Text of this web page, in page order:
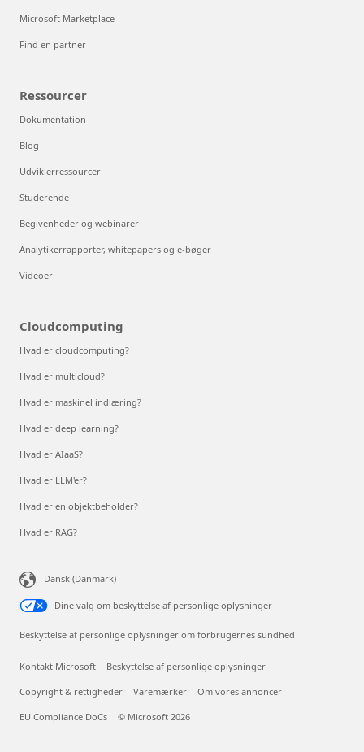
Microsoft Marketplace
Find en partner
Ressourcer
Dokumentation
Blog
Udviklerressourcer
Studerende
Begivenheder og webinarer
Analytikerrapporter, whitepapers og e-bøger
Videoer
Cloudcomputing
Hvad er cloudcomputing?
Hvad er multicloud?
Hvad er maskinel indlæring?
Hvad er deep learning?
Hvad er AIaaS?
Hvad er LLM'er?
Hvad er en objektbeholder?
Hvad er RAG?
Dansk (Danmark)
Dine valg om beskyttelse af personlige oplysninger
Beskyttelse af personlige oplysninger om forbrugernes sundhed
Kontakt Microsoft Beskyttelse af personlige oplysninger
Copyright & rettigheder Varemærker Om vores annoncer
EU Compliance DoCs © Microsoft 2026